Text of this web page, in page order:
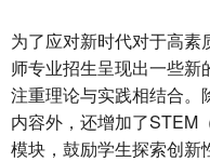
为了应对新时代对于高
师专业招生呈现出一些
注重理论与实践相结合。
内容外，还增加了STEM
模块，鼓励学生探索创新